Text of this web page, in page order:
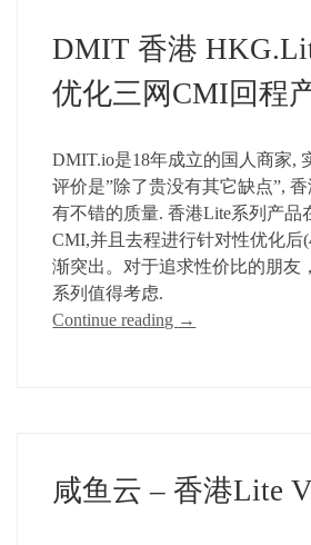
DMIT 香港
优化三网CMI回程
DMIT.io是18年成立的国人商家,
评价是”除了贵没有其它缺点”,
有不错的质量. 香港Lite系列产品
CMI,并且去程进行针对性优化后
渐突出。对于追求性价比的朋友
系列值得考虑.
Continue reading →
咸鱼云 – 香港Lite